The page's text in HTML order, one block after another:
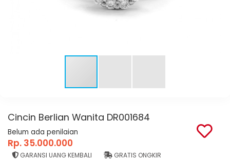
Cincin Berlian Wanita DR001684
Belum ada penilaian
Rp. 35.000.000
GARANSI UANG KEMBALI GRATIS ONGKIR